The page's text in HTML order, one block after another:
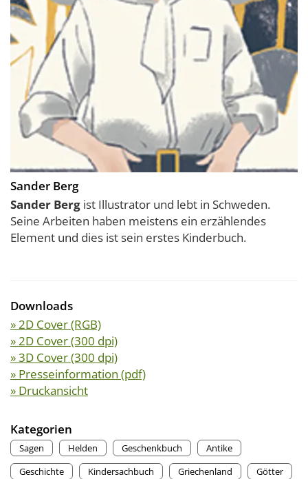
Sander Berg
Sander Berg ist Illustrator und lebt in Schweden.
Seine Arbeiten haben meistens ein erzählendes
Element und dies ist sein erstes Kinderbuch.
Downloads
» 2D Cover (RGB)
» 2D Cover (300 dpi)
» 3D Cover (300 dpi)
» Presseinformation (pdf)
» Druckansicht
Kategorien
Sagen Helden Geschenkbuch
Antike
Geschichte
Kindersachbuch Griechenland
Götter